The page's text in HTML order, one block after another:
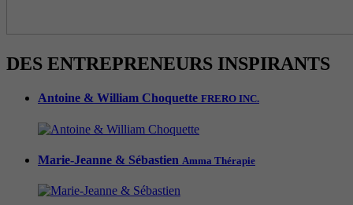
DES ENTREPRENEURS INSPIRANTS
Antoine & William Choquette FRERO INC.
Marie-Jeanne & Sébastien Amma Thérapie